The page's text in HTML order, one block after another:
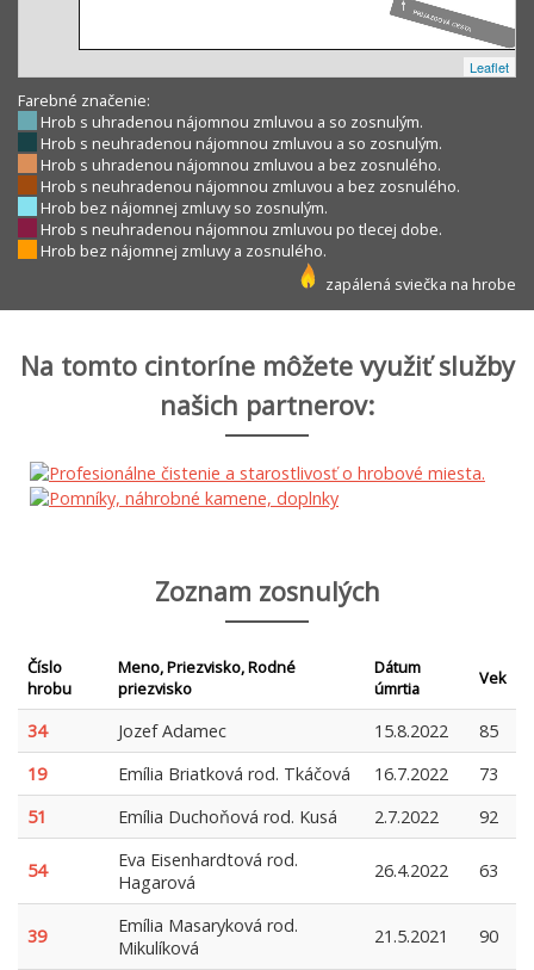
Leaflet
Farebné značenie:
Hrob s uhradenou nájomnou zmluvou a so zosnulým.
Hrob s neuhradenou nájomnou zmluvou a so zosnulým.
Hrob s uhradenou nájomnou zmluvou a bez zosnulého.
Hrob s neuhradenou nájomnou zmluvou a bez zosnulého.
Hrob bez nájomnej zmluvy so zosnulým.
Hrob s neuhradenou nájomnou zmluvou po tlecej dobe.
Hrob bez nájomnej zmluvy a zosnulého.
zapálená sviečka na hrobe
Na tomto cintoríne môžete využiť služby
našich partnerov:
Zoznam zosnulých
Číslo
hrobu
Meno, Priezvisko, Rodné
priezvisko
Dátum
úmrtia
Vek
34 Jozef Adamec 15.8.2022
85
19
Emília Briatková rod. Tkáčová 16.7.2022
73
51
Emília Duchoňová rod. Kusá 2.7.2022 92
54
Eva Eisenhardtová rod.
Hagarová
26.4.2022 63
39
Emília Masaryková rod.
Mikulíková
21.5.2021 90